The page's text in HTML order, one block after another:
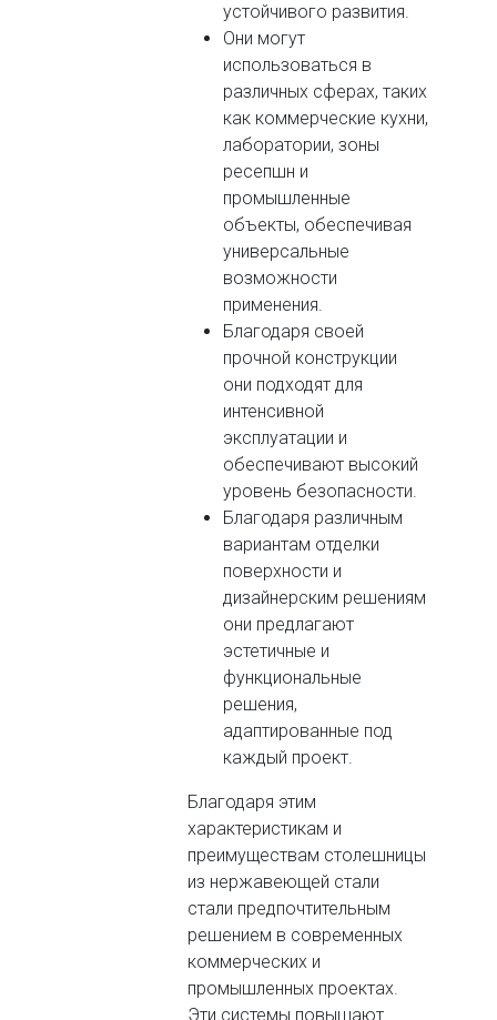
устойчивого развития.
Они могут
использоваться в
различных сферах, таких
как коммерческие кухни,
лаборатории, зоны
ресепшн и
промышленные
объекты, обеспечивая
универсальные
возможности
применения.
Благодаря своей
прочной конструкции
они подходят для
интенсивной
эксплуатации и
обеспечивают высокий
уровень безопасности.
Благодаря различным
вариантам отделки
поверхности и
дизайнерским решениям
они предлагают
эстетичные и
функциональные
решения,
адаптированные под
каждый проект.
Благодаря этим
характеристикам и
преимуществам столешницы
из нержавеющей стали
стали предпочтительным
решением в современных
коммерческих и
промышленных проектах.
Эти системы повышают